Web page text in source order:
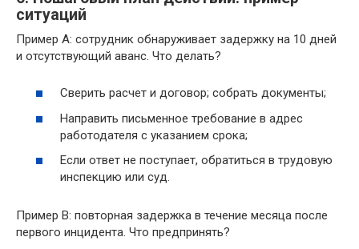
ситуаций
Пример A: сотрудник обнаруживает задержку на 10 дней
и отсутствующий аванс. Что делать?
Сверить расчет и договор; собрать документы;
Направить письменное требование в адрес
работодателя с указанием срока;
Если ответ не поступает, обратиться в трудовую
инспекцию или суд.
Пример B: повторная задержка в течение месяца после
первого инцидента. Что предпринять?